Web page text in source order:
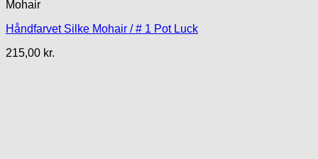
Mohair
Håndfarvet Silke Mohair / # 1 Pot Luck
215,00 kr.